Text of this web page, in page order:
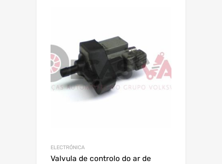
ELECTRÓNICA
Valvula de controlo do ar de